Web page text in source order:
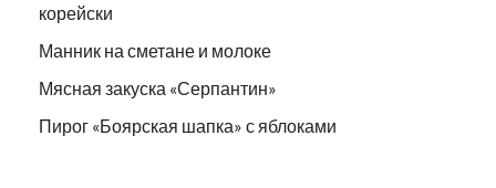
корейски
Манник на сметане и молоке
Мясная закуска «Серпантин»
Пирог «Боярская шапка» с яблоками